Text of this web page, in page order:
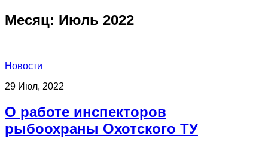
Месяц: Июль 2022
Новости
29 Июл, 2022
О работе инспекторов
рыбоохраны Охотского ТУ